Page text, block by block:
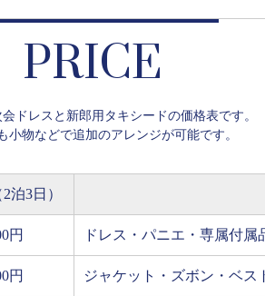
PRICE
ドレスと新郎用タキシードの価格表です。
小物などで追加のアレンジが可能です。
泊3日）
円 ドレス・パニエ・専属付属
円 ジャケット・ズボン・ベス